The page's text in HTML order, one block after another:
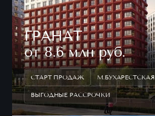
ГРАНАТ
от 8.6 млн руб.
СТАРТ ПРОДАЖ М.БУХАРЕСТСКАЯ
ВЫГОДНЫЕ РАССРОЧКИ